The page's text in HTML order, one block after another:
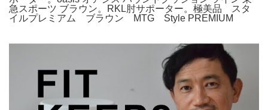
急スポーツ ブラウン。RKL肘サポーター。極美品 スタ
イルプレミアム ブラウン MTG Style PREMIUM